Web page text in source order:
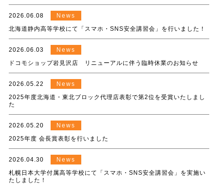
2026.06.08
News
北海道静内高等学校にて「スマホ・SNS安全講習会」を行いました！
2026.06.03
News
ドコモショップ岩見沢店 リニューアルに伴う臨時休業のお知らせ
2026.05.22
News
2025年度北海道・東北ブロック代理店表彰で第2位を受賞いたしまし
た
2026.05.20
News
2025年度 会長賞表彰を行いました
2026.04.30
News
札幌日本大学付属高等学校にて「スマホ・SNS安全講習会」を実施い
たしました！